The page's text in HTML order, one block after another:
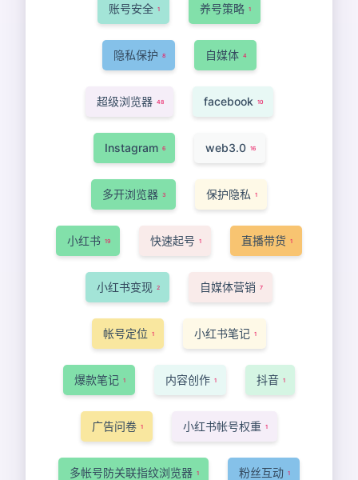
账号安全 1 养号策略 1
隐私保护 8 自媒体 4
超级浏览器 48 facebook 10
Instagram 6 web3.0 16
多开浏览器 3 保护隐私 1
小红书 19 快速起号 1 直播带货 1
小红书变现 2 自媒体营销 7
帐号定位 1 小红书笔记 1
爆款笔记 1 内容创作 1 抖音 1
广告问卷 1 小红书帐号权重 1
多帐号防关联指纹浏览器 1 粉丝互动 1